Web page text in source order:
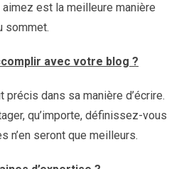
est la meilleure manière
sommet.
avec votre blog ?
précis dans sa manière d’écrire.
qu’importe, définissez-vous
n’en seront que meilleurs.